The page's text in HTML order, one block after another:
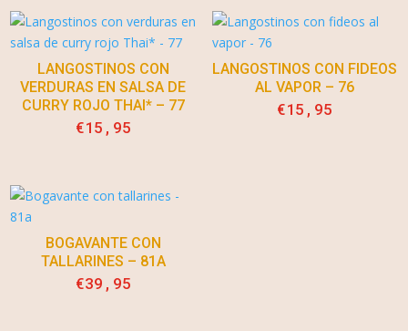
LANGOSTINOS CON
VERDURAS EN SALSA DE
CURRY ROJO THAI* – 77
€15,95
LANGOSTINOS CON FIDEOS
AL VAPOR – 76
€15,95
BOGAVANTE CON
TALLARINES – 81A
€39,95